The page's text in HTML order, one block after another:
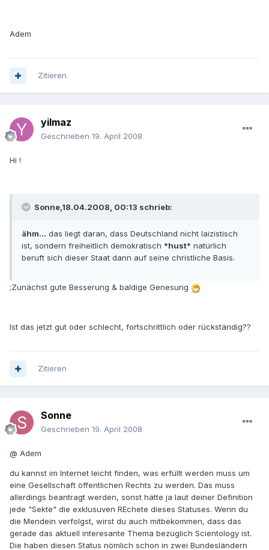
Adem
Zitieren
yilmaz
Geschrieben 19. April 2008
Hi !
Sonne,18.04.2008, 00:13 schrieb:
ähm... das liegt daran, dass Deutschland nicht laizistisch
ist, sondern freiheitlich demokratisch *hust* natürlich
beruft sich dieser Staat dann auf seine christliche Basis.
;Zunächst gute Besserung & baldige Genesung
Ist das jetzt gut oder schlecht, fortschrittlich oder rückständig??
Zitieren
Sonne
Geschrieben 19. April 2008
@ Adem
du kannst im Internet leicht finden, was erfüllt werden muss um
eine Gesellschaft öffentlichen Rechts zu werden. Das muss
allerdings beantragt werden, sonst hätte ja laut deiner Definition
jede "Sekte" die exklusuven REchete dieses Statuses. Wenn du
die Mendein verfolgst, wirst du auch mitbekommen, dass das
gerade das aktuell interesante Thema bezüglich Scientology ist.
Die haben diesen Status nömlich schon in zwei Bundesländern